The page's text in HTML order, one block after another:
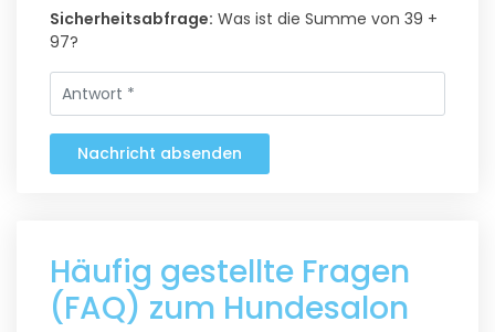
Sicherheitsabfrage: Was ist die Summe von 39 +
97?
Nachricht absenden
Häufig gestellte Fragen
(FAQ) zum Hundesalon